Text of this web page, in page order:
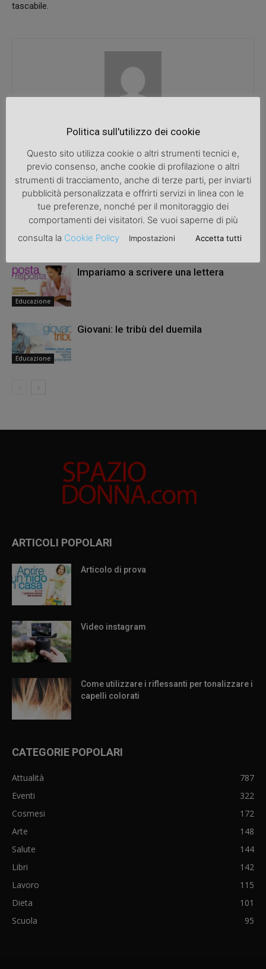
tascabile.
ARTICOLI CORRELATI ALTRO DALL'AUTORE
Educazione
Materiale didattico: grembiuli e libri si
Educazione
Impariamo a scrivere una lettera
Educazione
Giovani: le tribù del duemila
ARTICOLI POPOLARI
Articolo di prova
Video instagram
Come utilizzare i riflessanti per tonalizzare i
capelli colorati
CATEGORIE POPOLARI
Attualità
787
Eventi
322
Cosmesi
172
Arte
148
Salute
144
Libri
142
Lavoro
115
Dieta
101
Scuola
95
Politica sull'utilizzo dei cookie
Questo sito utilizza cookie o altri strumenti tecnici e,
previo consenso, anche cookie di profilazione o altri
strumenti di tracciamento, anche di terze parti, per inviarti
pubblicità personalizzata e offrirti servizi in linea con le
tue preferenze, nonché per il monitoraggio dei
comportamenti dei visitatori. Se vuoi saperne di più
consulta la Cookie Policy Impostazioni Accetta tutti